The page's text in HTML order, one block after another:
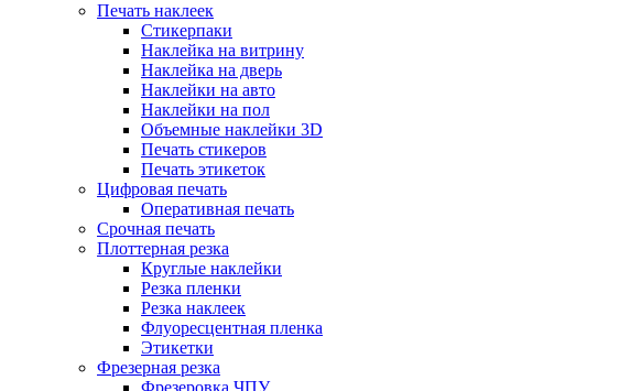
Печать наклеек
Стикерпаки
Наклейка на витрину
Наклейка на дверь
Наклейки на авто
Наклейки на пол
Объемные наклейки 3D
Печать стикеров
Печать этикеток
Цифровая печать
Оперативная печать
Срочная печать
Плоттерная резка
Круглые наклейки
Резка пленки
Резка наклеек
Флуоресцентная пленка
Этикетки
Фрезерная резка
Фрезеровка ЧПУ